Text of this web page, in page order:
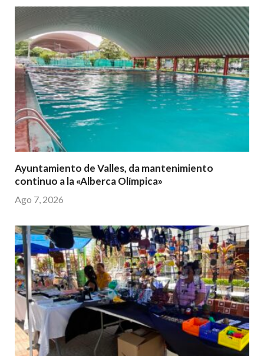
Ayuntamiento de Valles, da mantenimiento
continuo a la «Alberca Olímpica»
Ago 7, 2026